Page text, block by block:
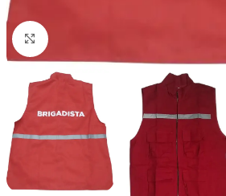
Haga Click para agrandar